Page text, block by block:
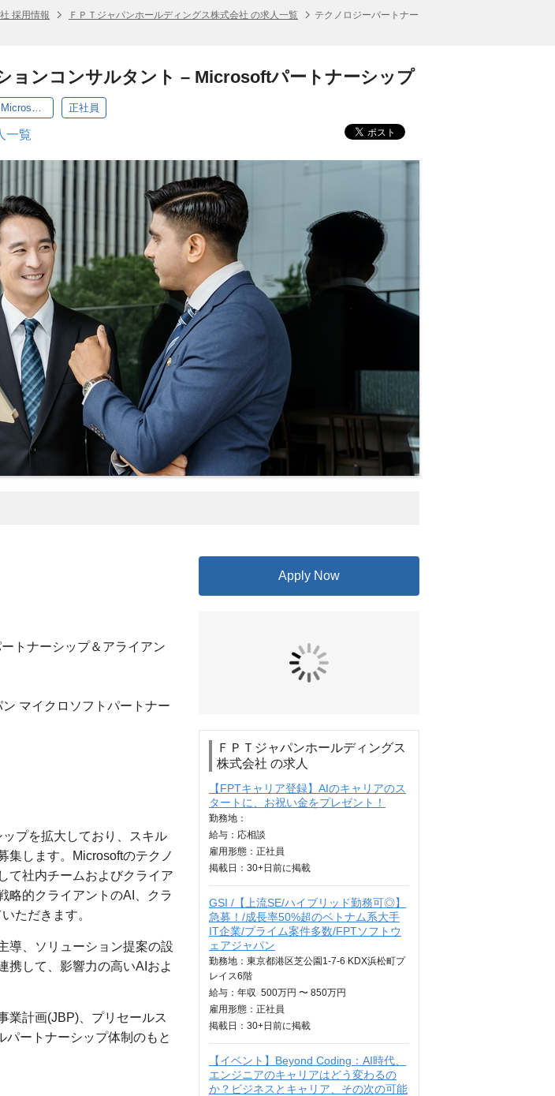
採用情報 ＦＰＴジャパンホールディングス株式会社 の求人一覧
テクノロジーパートナー
ョンコンサルタント – Microsoftパートナーシップ
テクノロジーパートナーソリューションコンサルタント – Microsoftパートナーシップ 正社員
一覧
トナーシップ＆アライアン
マイクロソフトパートナー
プを拡大しており、スキル
集します。Microsoftのテクノ
て社内チームおよびクライア
略的クライアントのAI、クラ
ただきます。
導、ソリューション提案の設
携して、影響力の高いAIおよ
業計画(JBP)、プリセールス
ートナーシップ体制のもと
Apply Now
ＦＰＴジャパンホールディングス
株式会社 の求人
【FPTキャリア登録】AIのキャリアのス
タートに、お祝い金をプレゼント！
勤務地：
給与： 応相談
雇用形態：正社員
掲載日： 30+日 前に掲載
GSI /【上流SE/ハイブリッド勤務可◎】
急募！/成長率50%超のベトナム系大手
IT企業/プライム案件多数/FPTソフトウ
ェアジャパン
勤務地：東京都港区芝公園1-7-6 KDX浜松町プ
レイス6階
給与： 年収 500万円 〜 850万円
雇用形態：正社員
掲載日： 30+日 前に掲載
【イベント】Beyond Coding：AI時代、
エンジニアのキャリアはどう変わるの
か？ビジネスとキャリア、その次の可能